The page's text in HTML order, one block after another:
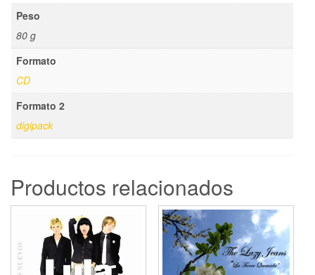
Peso
80 g
Formato
CD
Formato 2
digipack
Productos relacionados